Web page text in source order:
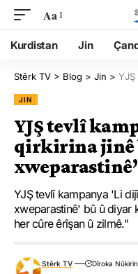
Aa
Kurdistan Jin
Stêrk TV > Blog > Jin > YJŞ
JIN
YJŞ tevlî
qirkirina jinê
YJŞ tevlî kampanya 'Li
xweparastinê' bû û diyar
her cûre êrîşan û zilmê."
Stêrk TV
Dîroka